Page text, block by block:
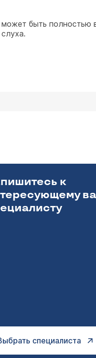
быть полностью
к
специалиста